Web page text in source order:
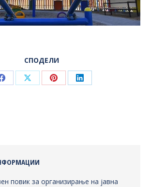
СПОДЕЛИ
Share Share Share Share
повик за организирање на јавна